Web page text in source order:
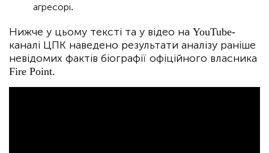
агресорі.
Нижче у цьому тексті та у відео на YouTube-
каналі ЦПК наведено результати аналізу раніше
невідомих фактів біографії офіційного власника
Fire Point.